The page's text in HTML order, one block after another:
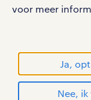
voor meer
Ja,
Nee,
handelsmerken
© Randstad 2026